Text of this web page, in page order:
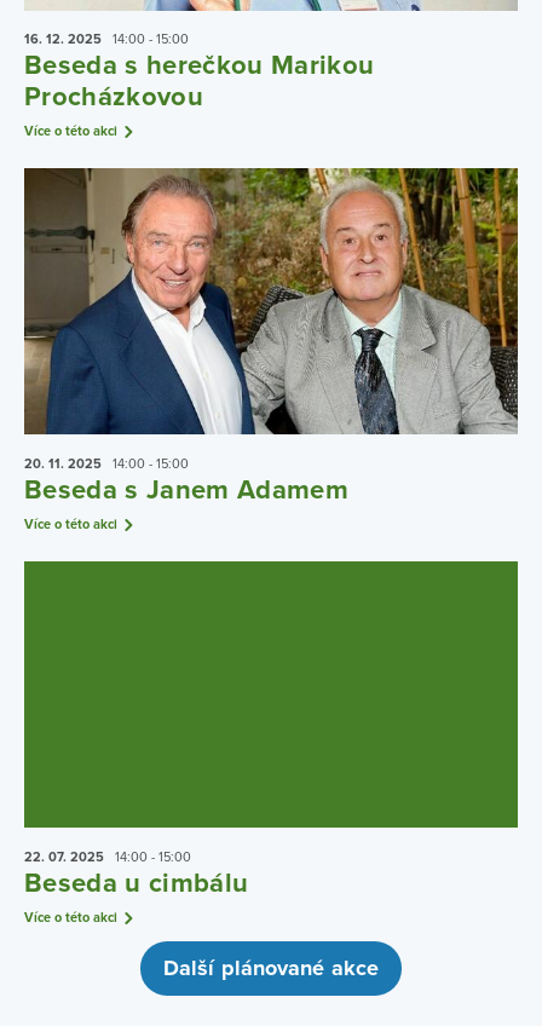
16. 12. 2025 14:00 - 15:00
Beseda s herečkou Marikou
Procházkovou
Více o této akci
20. 11. 2025 14:00 - 15:00
Beseda s Janem Adamem
Více o této akci
22. 07. 2025 14:00 - 15:00
Beseda u cimbálu
Více o této akci
Další plánované akce